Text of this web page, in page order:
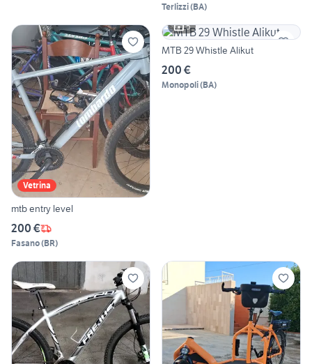
Terlizzi(BA)
Vetrina
mtb entry level
200 €
Fasano(BR)
5
MTB 29 Whistle Alikut
200 €
Monopoli(BA)